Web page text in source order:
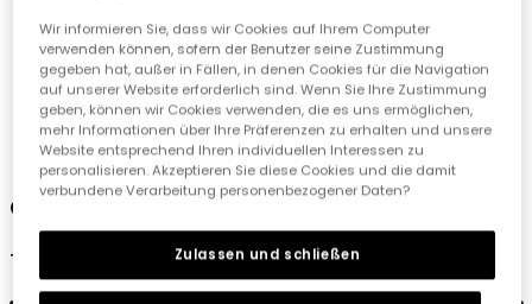
2 3 4
Capri-Leggings in Marineblau
12,95 €
Wir informieren Sie, dass wir Cookies auf Ihrem Computer
verwenden können, sofern der Benutzer seine Zustimmung
gegeben hat, außer in Fällen, in denen Cookies für die Navigation
auf unserer Website erforderlich sind. Wenn Sie Ihre Zustimmung
geben, können wir Cookies verwenden, die es uns ermöglichen,
mehr Informationen über Ihre Präferenzen zu erhalten und unsere
Website entsprechend Ihren individuellen Interessen zu
personalisieren. Akzeptieren Sie diese Cookies und die damit
verbundene Verarbeitung personenbezogener Daten?
Zulassen und schließen